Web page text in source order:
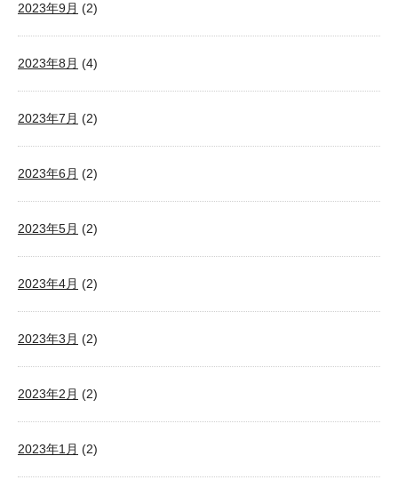
2023年9月 (2)
2023年8月 (4)
2023年7月 (2)
2023年6月 (2)
2023年5月 (2)
2023年4月 (2)
2023年3月 (2)
2023年2月 (2)
2023年1月 (2)